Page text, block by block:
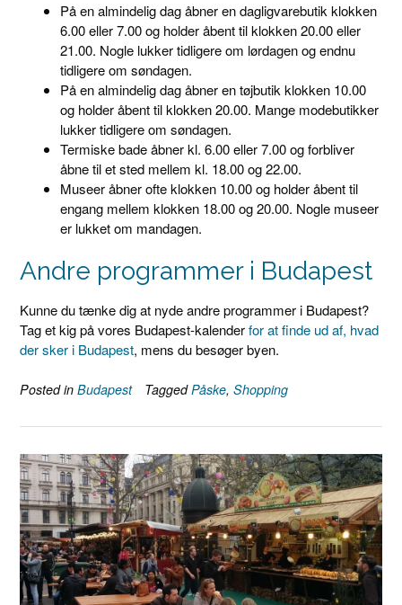
På en almindelig dag åbner en dagligvarebutik klokken
6.00 eller 7.00 og holder åbent til klokken 20.00 eller
21.00. Nogle lukker tidligere om lørdagen og endnu
tidligere om søndagen.
På en almindelig dag åbner en tøjbutik klokken 10.00
og holder åbent til klokken 20.00. Mange modebutikker
lukker tidligere om søndagen.
Termiske bade åbner kl. 6.00 eller 7.00 og forbliver
åbne til et sted mellem kl. 18.00 og 22.00.
Museer åbner ofte klokken 10.00 og holder åbent til
engang mellem klokken 18.00 og 20.00. Nogle museer
er lukket om mandagen.
Andre programmer i Budapest
Kunne du tænke dig at nyde andre programmer i Budapest?
Tag et kig på vores Budapest-kalenderfor at finde ud af, hvad
der sker i Budapest, mens du besøger byen.
Posted in Budapest TaggedPåske, Shopping